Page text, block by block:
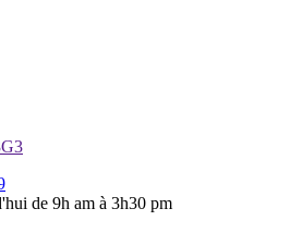
de 9h am à 3h30 pm